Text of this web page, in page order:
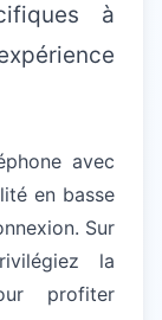
à
avec
en basse
Sur
la
profiter